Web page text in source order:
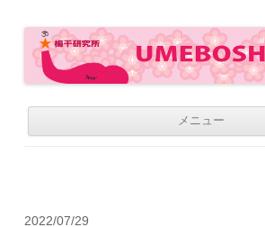
WE LOVE UMEBOSHI
メニュー
2022/07/29